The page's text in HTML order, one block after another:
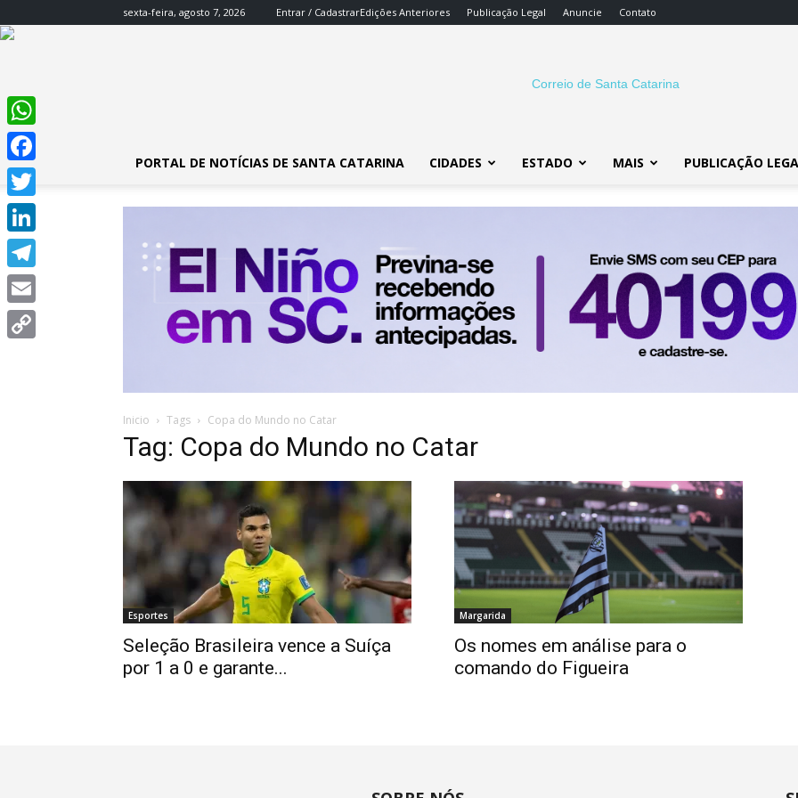
sexta-feira, agosto 7, 2026 Entrar / CadastrarEdições Anteriores Publicação Legal Anuncie Contato
SC
PORTAL DE NOTÍCIAS DE SANTA CATARINA CIDADES ESTADO MAIS PUBLICAÇÃO
Inicio Tags Copa do Mundo no Catar
Tag: Copa do Mundo no Catar
Esportes
Seleção Brasileira vence a Suíça
por 1 a 0 e garante...
Margarida
Os nomes em análise para o
comando do Figueira
WhatsApp
Facebook
Twitter
LinkedIn
Telegram
Email